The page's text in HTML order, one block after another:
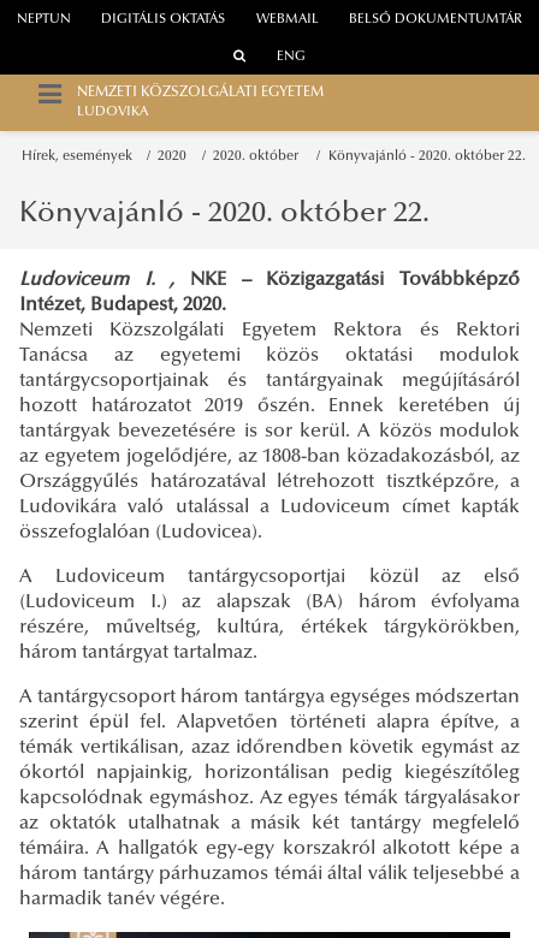
WEBMAIL
NEPTUN DIGITÁLIS OKTATÁS BELSŐ DOKUMENTUMTÁR
ENG
NEMZETI KÖZSZOLGÁLATI EGYETEM
LUDOVIKA
Hírek, események 2020 2020. október Könyvajánló - 2020. október 22.
Könyvajánló - 2020. október 22.
Ludoviceum I. , NKE – Közigazgatási Továbbképző
Intézet, Budapest, 2020.
Nemzeti Közszolgálati Egyetem Rektora és Rektori
Tanácsa az egyetemi közös oktatási modulok
tantárgycsoportjainak és tantárgyainak megújításáról
hozott határozatot 2019 őszén. Ennek keretében új
tantárgyak bevezetésére is sor kerül. A közös modulok
az egyetem jogelődjére, az 1808-ban közadakozásból, az
Országgyűlés határozatával létrehozott tisztképzőre, a
Ludovikára való utalással a Ludoviceum címet kapták
összefoglalóan (Ludovicea).
A Ludoviceum tantárgycsoportjai közül az első
(Ludoviceum I.) az alapszak (BA) három évfolyama
részére, műveltség, kultúra, értékek tárgykörökben,
három tantárgyat tartalmaz.
A tantárgycsoport három tantárgya egységes módszertan
szerint épül fel. Alapvetően történeti alapra építve, a
témák vertikálisan, azaz időrendben követik egymást az
ókortól napjainkig, horizontálisan pedig kiegészítőleg
kapcsolódnak egymáshoz. Az egyes témák tárgyalásakor
az oktatók utalhatnak a másik két tantárgy megfelelő
témáira. A hallgatók egy-egy korszakról alkotott képe a
három tantárgy párhuzamos témái által válik teljesebbé a
harmadik tanév végére.